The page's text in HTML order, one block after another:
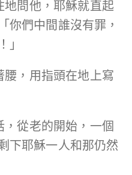
問他，耶穌就直起
你們中間誰沒有罪，
，用指頭在地上寫
從老的開始，一個
下耶穌一人和那仍然